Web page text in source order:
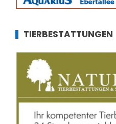
TIERBESTATTUNGEN